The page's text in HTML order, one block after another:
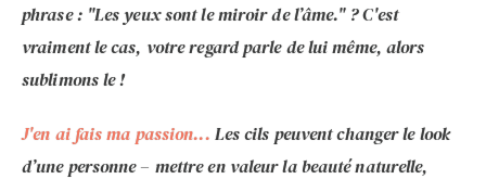
phrase : "Les yeux sont le miroir de l’âme." ? C'est
vraiment le cas, votre regard parle de lui même, alors
sublimons le !
J'en ai fais ma passion... Les cils peuvent changer le look
d’une personne – mettre en valeur la beauté naturelle,